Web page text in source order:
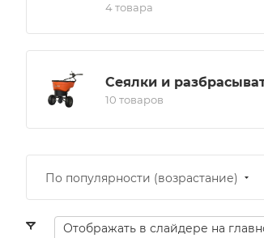
4 товара
Сеялки и
10 товаров
По популярности (возрастание)
Отображать в слайдере на